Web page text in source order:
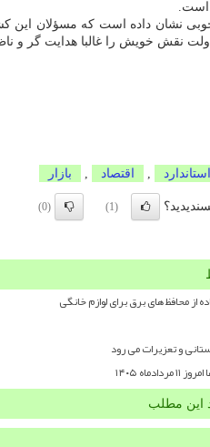
است.
نشان داده است كه مسؤلان این
دولت نقش خویش را غالبا هدایت گر و
استاندارد اقتصاد بازار
(1)
(0)
از محافظ های برق برای لوازم خانگی
و تعزیرات می رود
۱۴۰۵
این مطلب